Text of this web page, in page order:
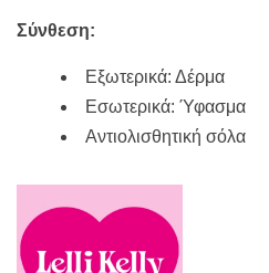
Σύνθεση:
Εξωτερικά: Δέρμα
Εσωτερικά: Ύφασμα
Αντιολισθητική σόλα